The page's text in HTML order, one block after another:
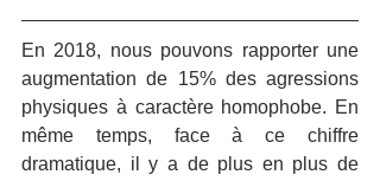
En 2018, nous pouvons rapporter une
augmentation de 15% des agressions
physiques à caractère homophobe. En
même temps, face à ce chiffre
dramatique, il y a de plus en plus de